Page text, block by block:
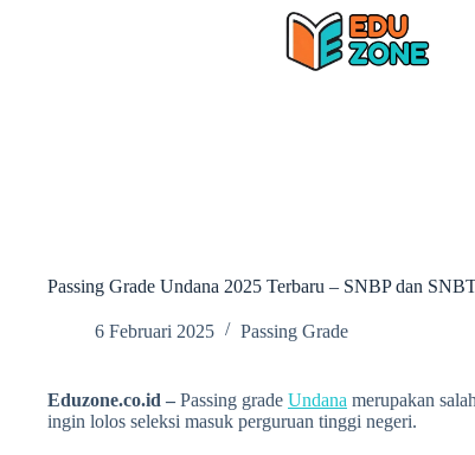
Passing Grade Undana 2025 Terbaru – SNBP dan
6 Februari 2025 Passing Grade
Eduzone.co.id – Passing grade Undana merupakan
ingin lolos seleksi masuk perguruan tinggi negeri.